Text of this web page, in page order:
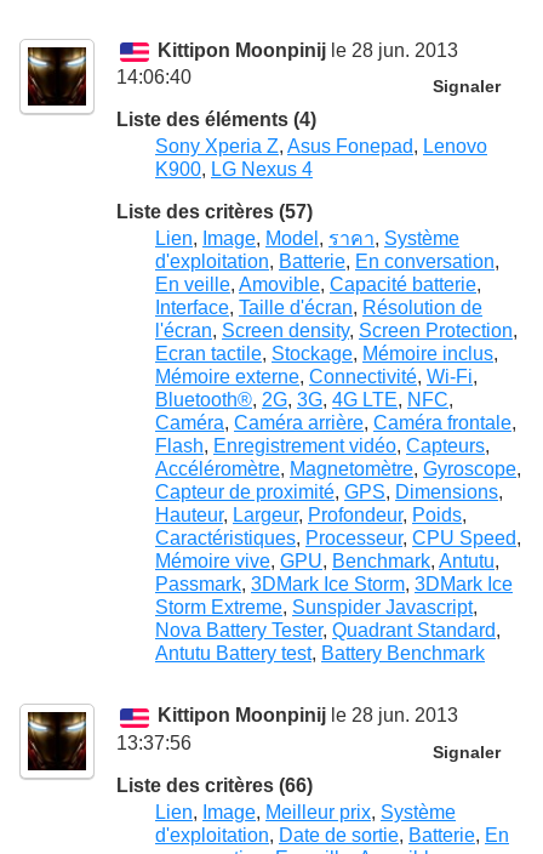
Kittipon Moonpinij le 28 jun. 2013
14:06:40
Signaler
Liste des éléments (4)
Sony Xperia Z, Asus Fonepad, Lenovo
K900, LG Nexus 4
Liste des critères (57)
Lien, Image, Model , ราคา, Système
d'exploitation, Batterie, En conversation,
En veille, Amovible, Capacité batterie,
Interface, Taille d'écran, Résolution de
l'écran, Screen density, Screen Protection,
Ecran tactile, Stockage, Mémoire inclus,
Mémoire externe, Connectivité, Wi-Fi,
Bluetooth®, 2G, 3G, 4G LTE, NFC,
Caméra, Caméra arrière, Caméra frontale,
Flash, Enregistrement vidéo, Capteurs,
Accéléromètre, Magnetomètre, Gyroscope,
Capteur de proximité, GPS, Dimensions,
Hauteur, Largeur, Profondeur, Poids,
Caractéristiques, Processeur, CPU Speed,
Mémoire vive, GPU, Benchmark, Antutu,
Passmark, 3DMark Ice Storm, 3DMark Ice
Storm Extreme, Sunspider Javascript,
Nova Battery Tester, Quadrant Standard,
Antutu Battery test, Battery Benchmark
Kittipon Moonpinij le 28 jun. 2013
13:37:56
Signaler
Liste des critères (66)
Lien, Image, Meilleur prix, Système
d'exploitation, Date de sortie, Batterie, En